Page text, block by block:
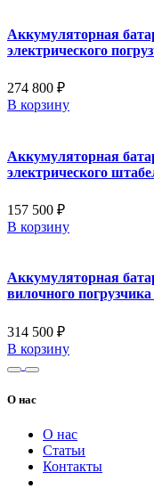
Аккумуляторная
электрического
274 800 ₽
В корзину
Аккумуляторная
электрического
157 500 ₽
В корзину
Аккумуляторная
вилочного
314 500 ₽
В корзину
О нас
О нас
Статьи
Контакты